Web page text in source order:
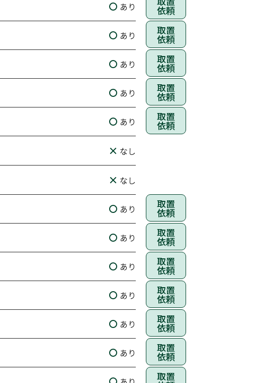
あり 依頼
あり 取置
依頼
あり 取置
依頼
あり 取置
依頼
あり 取置
依頼
なし
なし
あり 取置
依頼
あり 取置
依頼
あり 取置
依頼
あり 取置
依頼
あり 取置
依頼
あり 取置
依頼
取置